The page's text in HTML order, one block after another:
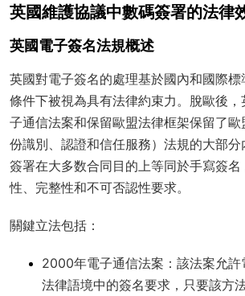
英國維護協議中數碼簽署的法律
英國電子簽名法規概述
英國對電子簽名的處理基於國內和國際
條件下被視為具有法律約束力。脫歐後
子通信法案和保留歐盟法律框架保留了歐
份識別、認證和信任服務）法規的大部
簽署在大多数合同目的上等同於手寫簽
性、完整性和不可否認性要求。
關鍵立法包括：
2000年電子通信法案 ：該法案允
法律語境中的簽名要求，只要該方